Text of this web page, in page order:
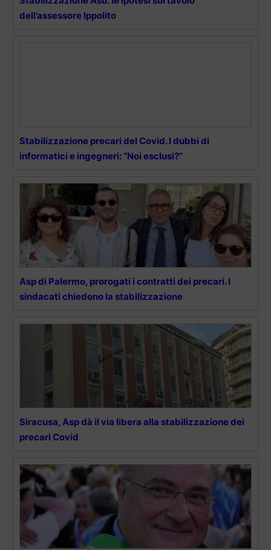
dell’assessore Ippolito
Stabilizzazione precari del Covid. I dubbi di
informatici e ingegneri: “Noi esclusi?”
Asp di Palermo, prorogati i contratti dei precari. I
sindacati chiedono la stabilizzazione
Siracusa, Asp dà il via libera alla stabilizzazione dei
precari Covid